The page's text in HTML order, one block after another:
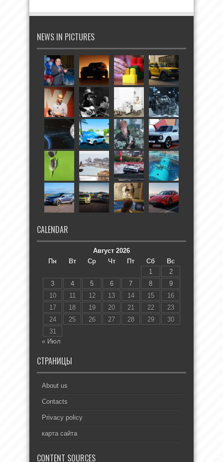
NEWS IN PICTURES
CALENDAR
Август 2026
Пн
Вт Ср Чт Пт Сб
Вс
1
2
3
4 5 6 7 8
9
10
11 12 13 14 15
16
17
18 19 20 21 22
23
24
25 26 27 28 29
30
31
« Июл
СТРАНИЦЫ
About us
Contacts
Privacy policy
карта сайта
CONTENT SOURCES